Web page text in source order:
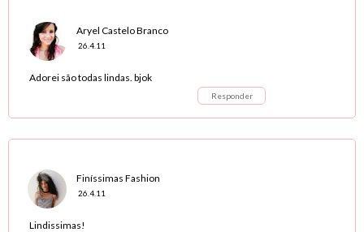
Aryel Castelo Branco
26.4.11
Adorei são todas lindas. bjok
Responder
Finíssimas Fashion
26.4.11
Lindissimas!